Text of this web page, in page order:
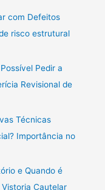
com Defeitos
risco estrutural
Pedir a
Revisional de
Técnicas
Importância no
e Quando é
Cautelar